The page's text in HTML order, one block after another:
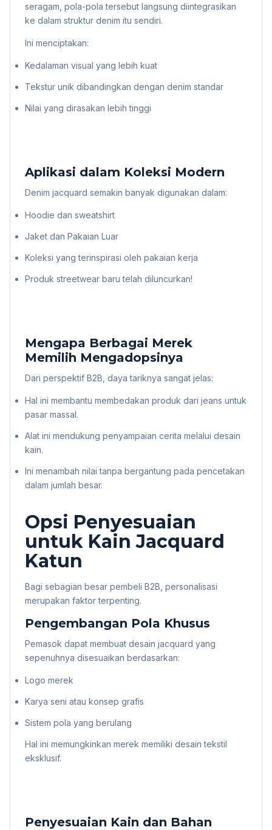
seragam, pola-pola tersebut langsung diintegrasikan
ke dalam struktur denim itu sendiri.
Ini menciptakan:
Kedalaman visual yang lebih kuat
Tekstur unik dibandingkan dengan denim standar
Nilai yang dirasakan lebih tinggi
Aplikasi dalam Koleksi Modern
Denim jacquard semakin banyak digunakan dalam:
Hoodie dan sweatshirt
Jaket dan Pakaian Luar
Koleksi yang terinspirasi oleh pakaian kerja
Produk streetwear baru telah diluncurkan!
Mengapa Berbagai Merek
Memilih Mengadopsinya
Dari perspektif B2B, daya tariknya sangat jelas:
Hal ini membantu membedakan produk dari jeans untuk
pasar massal.
Alat ini mendukung penyampaian cerita melalui desain
kain.
Ini menambah nilai tanpa bergantung pada pencetakan
dalam jumlah besar.
Opsi Penyesuaian
untuk Kain Jacquard
Katun
Bagi sebagian besar pembeli B2B, personalisasi
merupakan faktor terpenting.
Pengembangan Pola Khusus
Pemasok dapat membuat desain jacquard yang
sepenuhnya disesuaikan berdasarkan:
Logo merek
Karya seni atau konsep grafis
Sistem pola yang berulang
Hal ini memungkinkan merek memiliki desain tekstil
eksklusif.
Penyesuaian Kain dan Bahan